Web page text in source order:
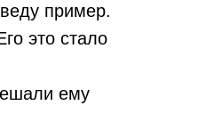
пример.
это стало
ему